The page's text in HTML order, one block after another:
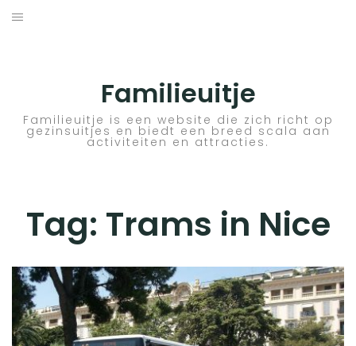
Skip
Familieuitje
Familieuitje is een website die zich richt op
gezinsuitjes en biedt een breed scala aan
activiteiten en attracties.
Tag: Trams in Nice
HOTELTIPS